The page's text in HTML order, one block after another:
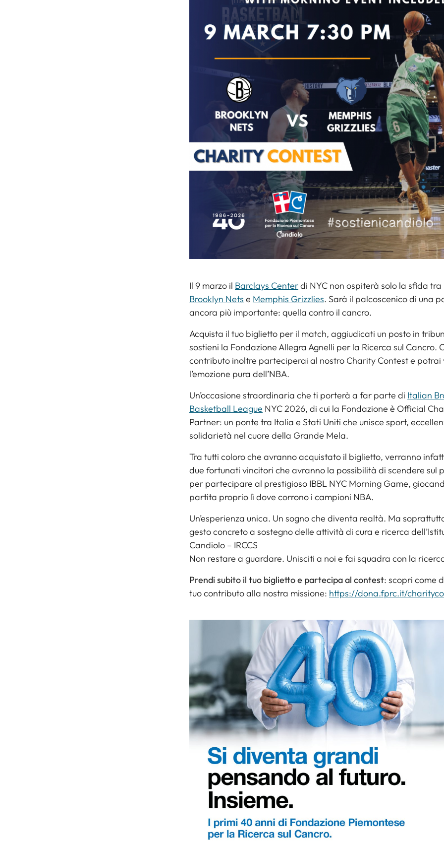
Il 9 marzo il Barclays Centerdi NYC non ospiterà solo la sfida tra
Brooklyn Nets e Memphis Grizzlies. Sarà il palcoscenico di una
ancora più importante: quella contro il cancro.
Acquista il tuo biglietto per il match, aggiudicati un posto in
sostieni la Fondazione Allegra Agnelli per la Ricerca sul Cancro.
contributo inoltre parteciperai al nostro Charity Contest e potrai
l’emozione pura dell’NBA.
Un’occasione straordinaria che ti porterà a far parte di Italian
Basketball League NYC 2026, di cui la Fondazione è Official
Partner: un ponte tra Italia e Stati Uniti che unisce sport,
solidarietà nel cuore della Grande Mela.
Tra tutti coloro che avranno acquistato il biglietto, verranno
due fortunati vincitori che avranno la possibilità di scendere sul
per partecipare al prestigioso IBBL NYC Morning Game,
partita proprio lì dove corrono i campioni NBA.
Un’esperienza unica. Un sogno che diventa realtà. Ma
gesto concreto a sostegno delle attività di cura e ricerca
Candiolo – IRCCS
Non restare a guardare. Unisciti a noi e fai squadra con la
Prendi subito il tuo biglietto e partecipa al contest: scopri come
tuo contributo alla nostra missione: https://dona.fprc.it/